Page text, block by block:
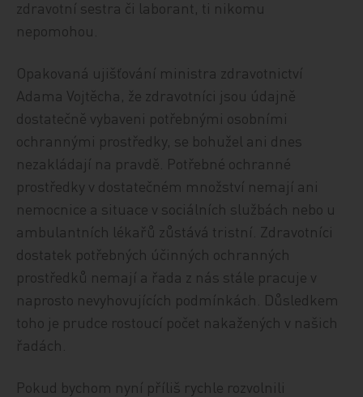
zdravotní sestra či laborant, ti nikomu
nepomohou.
Opakovaná ujišťování ministra zdravotnictví
Adama Vojtěcha, že zdravotníci jsou údajně
dostatečně vybaveni potřebnými osobními
ochrannými prostředky, se bohužel ani dnes
nezakládají na pravdě. Potřebné ochranné
prostředky v dostatečném množství nemají ani
nemocnice a situace v sociálních službách nebo u
ambulantních lékařů zůstává tristní. Zdravotníci
dostatek potřebných účinných ochranných
prostředků nemají a řada z nás stále pracuje v
naprosto nevyhovujících podmínkách. Důsledkem
toho je prudce rostoucí počet nakažených v našich
řadách.
Pokud bychom nyní příliš rychle rozvolnili